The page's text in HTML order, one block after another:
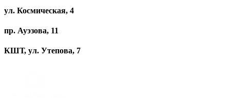
ул. Космическая, 4
пр. Ауэзова, 11
КШТ, ул. Утепова, 7